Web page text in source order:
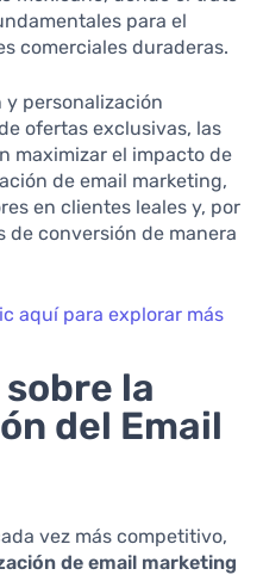
para el
comerciales duraderas.
personalización
ofertas exclusivas, las
maximizar el impacto de
de email marketing,
en clientes leales y, por
de conversión de manera
aquí para explorar más
la
del Email
vez más competitivo,
de email marketing